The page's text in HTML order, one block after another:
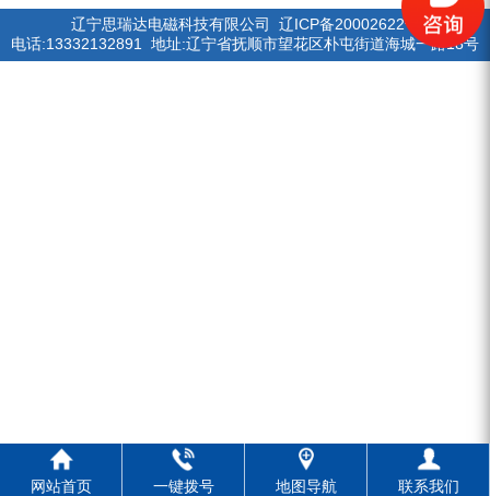
辽宁思瑞达电磁科技有限公司 辽ICP备20002622号
电话:13332132891 地址:辽宁省抚顺市望花区朴屯街道海城一路18号
网站首页 一键拨号 地图导航 联系我们